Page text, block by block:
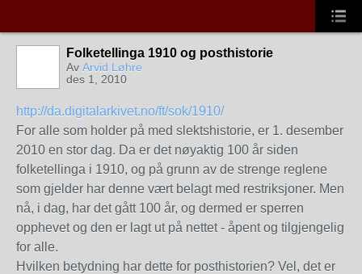
Folketellinga 1910 og posthistorie
Av Arvid Løhre
des 1, 2010
http://da.digitalarkivet.no/ft/sok/1910/
For alle som holder på med slektshistorie, er 1. desember
2010 en stor dag. Da er det nøyaktig 100 år siden
folketellinga i 1910, og på grunn av de strenge reglene
som gjelder har denne vært belagt med restriksjoner. Men
nå, i dag, har det gått 100 år, og dermed er sperren
opphevet og den er lagt ut på nettet - åpent og tilgjengelig
for alle.
Hvilken betydning har dette for posthistorien? Vel, det er